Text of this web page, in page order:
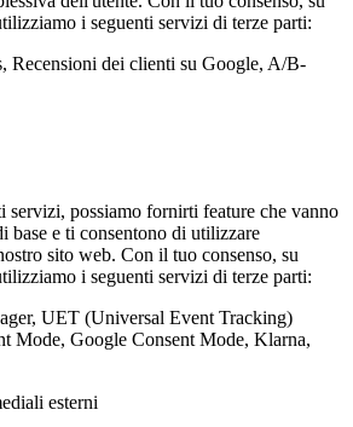
i seguenti servizi di terze parti:
Recensioni dei clienti su Google, A/B-
servizi, possiamo fornirti feature che vanno
base e ti consentono di utilizzare
sito web. Con il tuo consenso, su
i seguenti servizi di terze parti:
UET (Universal Event Tracking)
Mode, Google Consent Mode, Klarna,
esterni